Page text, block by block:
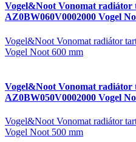
Vogel&Noot Vonomat radiátor
AZ0BW060V0002000 Vogel
Vogel&Noot Vonomat radiátor
Vogel Noot 600 mm
Vogel&Noot Vonomat radiátor
AZ0BW050V0002000 Vogel
Vogel&Noot Vonomat radiátor
Vogel Noot 500 mm